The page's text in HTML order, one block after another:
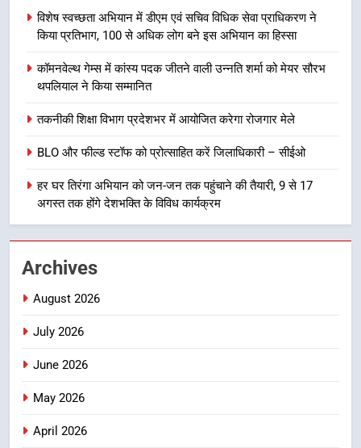
उत्तराखण्ड
मुख्यमंत्री ने तीलू रौतेली एवं आंगनबाड़ी
कार्यकत्री पुरस्कार से मातृशक्ति को किया
सम्मानित
उत्तराखण्ड
8
खेल महाकुंभ 2026ः 01 सितंबर से सजेगा
मुख्यमंत्री चौम्पियनशिप ट्रॉफी का मंच,
प्रतिभा का प्रदर्शन
उत्तराखण्ड
1
2
विशेष स्वच्छता अभियान में डीएम एवं सचिव विधिक सेवा प्राधिकरण ने
किया प्रतिभाग, 100 से अधिक लोग बने इस अभियान का हिस्सा
कॉमनवेल्थ गेम्स में कांस्य पदक जीतने वाली उन्नति शर्मा को मेयर सौरभ
थपलियाल ने किया सम्मानित
तकनीकी शिक्षा विभाग प्रदेशभर में आयोजित करेगा रोजगार मेले
BLO और फील्ड स्टॉफ को प्रोत्साहित करें जिलाधिकारी – सीईओ
हर घर तिरंगा अभियान को जन-जन तक पहुंचाने की तैयारी, 9 से 17
अगस्त तक होंगे देशभक्ति के विविध कार्यक्रम
Archives
August 2026
July 2026
June 2026
May 2026
April 2026